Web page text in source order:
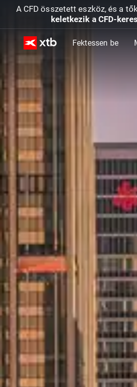
A CFD összetett eszköz, és a
keletkezik a CFD-
Fektessen be